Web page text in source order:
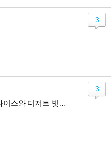
3
[할로윈]할로윈 카레라이스와 디저트 빗자루~~!
3